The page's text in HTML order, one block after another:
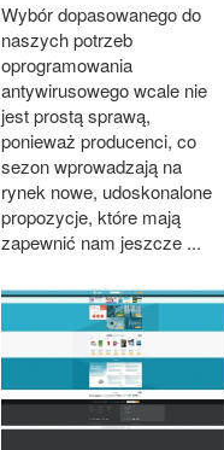
Wybór dopasowanego do
naszych potrzeb
oprogramowania
antywirusowego wcale nie
jest prostą sprawą,
ponieważ producenci, co
sezon wprowadzają na
rynek nowe, udoskonalone
propozycje, które mają
zapewnić nam jeszcze ...